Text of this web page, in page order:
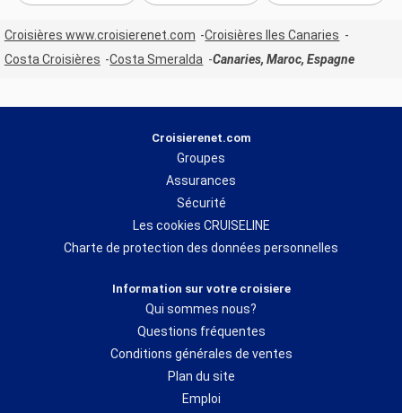
Croisières www.croisierenet.com
Croisières Iles Canaries
Costa Croisières
Costa Smeralda Canaries, Maroc, Espagne
Croisierenet.com
Groupes
Assurances
Sécurité
Les cookies CRUISELINE
Charte de protection des données personnelles
Information sur votre croisiere
Qui sommes nous?
Questions fréquentes
Conditions générales de ventes
Plan du site
Emploi